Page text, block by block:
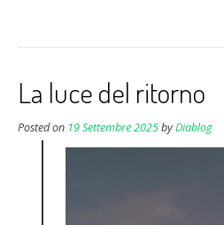
La luce del ritorno
Posted on 19 Settembre 2025byDiablog